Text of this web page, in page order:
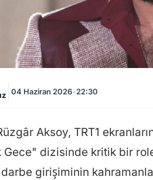
04 Haziran 2026•22:30
Aksoy, TRT1
Gece" dizisinde kritik bir
girişiminin